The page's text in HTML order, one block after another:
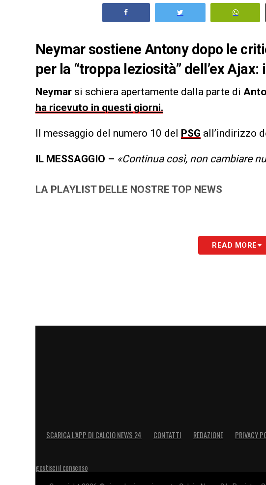
Neymar sostiene Antony dopo le
per la “troppa leziosità” dell’ex
Neymar si schiera apertamente dalla parte di
ha ricevuto in questi giorni.
Il messaggio del numero 10 del PSG all’indirizzo
IL MESSAGGIO – «Continua così, non cambiare
LA PLAYLIST DELLE NOSTRE TOP NEWS
READ MORE
SCARICA L’APP DI CALCIO NEWS 24 CONTATTI REDAZIONE PRIVACY
gestisci il consenso